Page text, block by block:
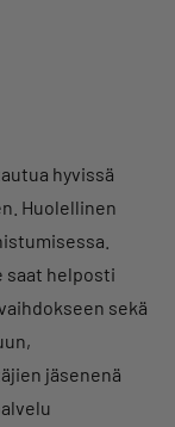
hyvissä
Huolellinen
saat helposti
sekä
jäsenenä